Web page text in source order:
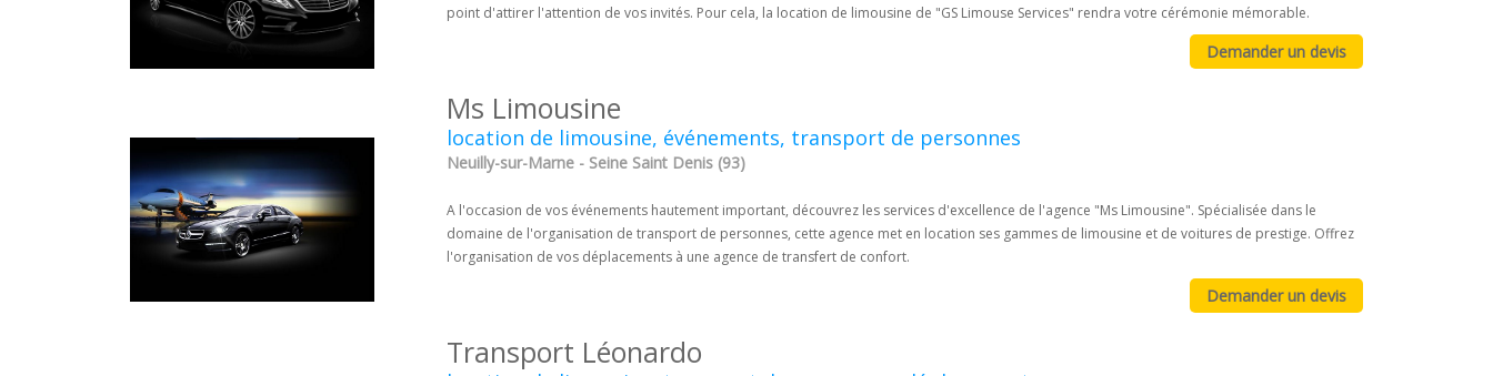
point d'attirer l'attention de vos invités. Pour cela, la location de limousine de "GS Limouse Services" rendra votre cérémonie mémorable.
Ms Limousine
location de limousine, événements, transport de personnes
Neuilly-sur-Marne - Seine Saint Denis (93)
A l'occasion de vos événements hautement important, découvrez les services d'excellence de l'agence "Ms Limousine". Spécialisée dans le
domaine de l'organisation de transport de personnes, cette agence met en location ses gammes de limousine et de voitures de prestige. Offrez
l'organisation de vos déplacements à une agence de transfert de confort.
Transport Léonardo